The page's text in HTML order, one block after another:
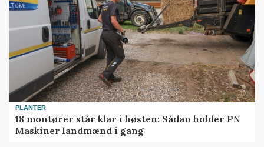
PLANTER
18 montører står klar i høsten: Sådan holder PN
Maskiner landmænd i gang